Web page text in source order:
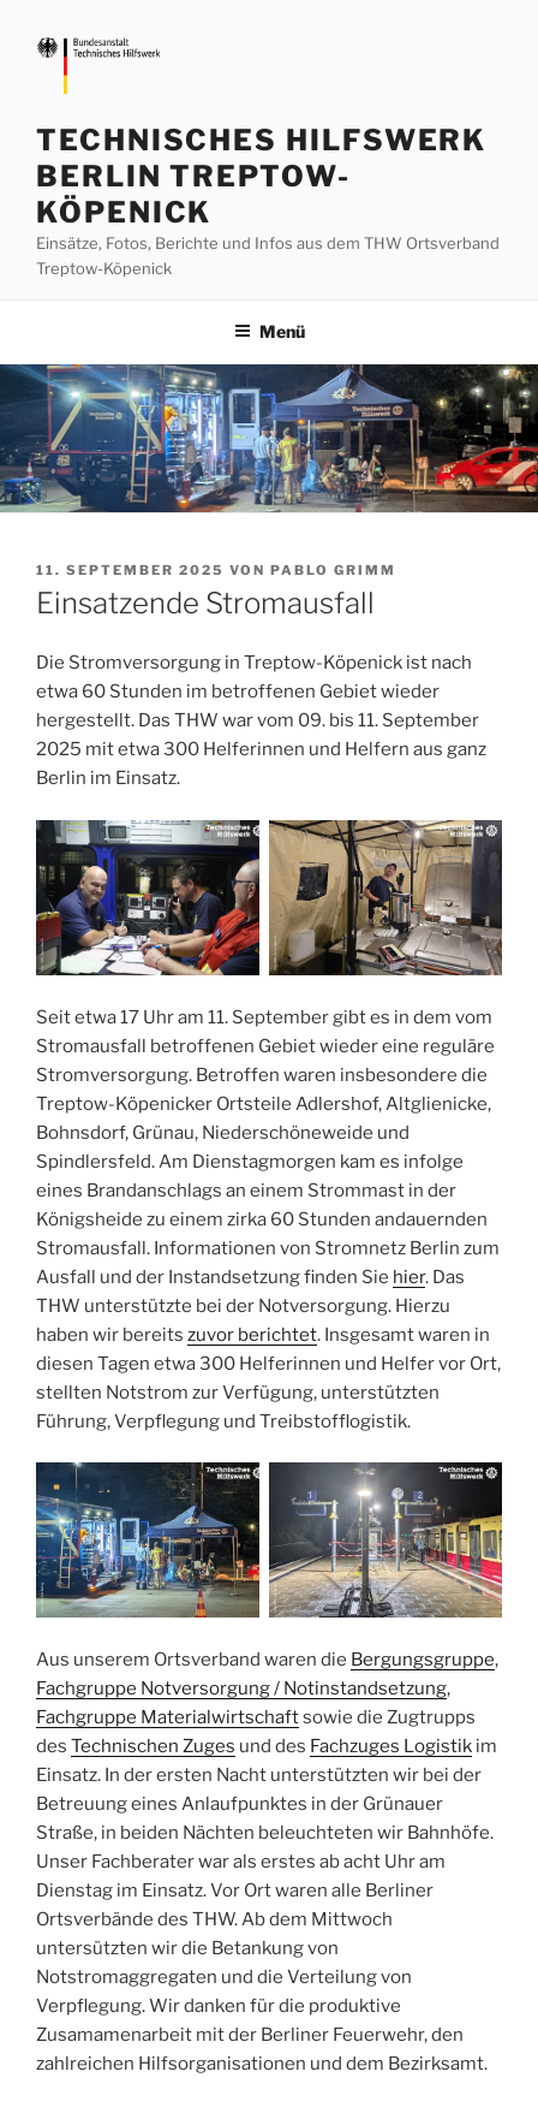
Inhalt
springen
TECHNISCHES HILFSWERK
BERLIN TREPTOW-
KÖPENICK
Einsätze, Fotos, Berichte und Infos aus dem THW Ortsverband
Treptow-Köpenick
Menü
VERÖFFENTLICHT
AM
11. SEPTEMBER 2025 VON PABLO GRIMM
Einsatzende Stromausfall
Die Stromversorgung in Treptow-Köpenick ist nach
etwa 60 Stunden im betroffenen Gebiet wieder
hergestellt. Das THW war vom 09. bis 11. September
2025 mit etwa 300 Helferinnen und Helfern aus ganz
Berlin im Einsatz.
Seit etwa 17 Uhr am 11. September gibt es in dem vom
Stromausfall betroffenen Gebiet wieder eine reguläre
Stromversorgung. Betroffen waren insbesondere die
Treptow-Köpenicker Ortsteile Adlershof, Altglienicke,
Bohnsdorf, Grünau, Niederschöneweide und
Spindlersfeld. Am Dienstagmorgen kam es infolge
eines Brandanschlags an einem Strommast in der
Königsheide zu einem zirka 60 Stunden andauernden
Stromausfall. Informationen von Stromnetz Berlin zum
Ausfall und der Instandsetzung finden Sie hier. Das
THW unterstützte bei der Notversorgung. Hierzu
haben wir bereits zuvor berichtet. Insgesamt waren in
diesen Tagen etwa 300 Helferinnen und Helfer vor Ort,
stellten Notstrom zur Verfügung, unterstützten
Führung, Verpflegung und Treibstofflogistik.
Aus unserem Ortsverband waren die Bergungsgruppe,
Fachgruppe Notversorgung / Notinstandsetzung,
Fachgruppe Materialwirtschaftsowie die Zugtrupps
des Technischen Zuges und des Fachzuges Logistik im
Einsatz. In der ersten Nacht unterstützten wir bei der
Betreuung eines Anlaufpunktes in der Grünauer
Straße, in beiden Nächten beleuchteten wir Bahnhöfe.
Unser Fachberater war als erstes ab acht Uhr am
Dienstag im Einsatz. Vor Ort waren alle Berliner
Ortsverbände des THW. Ab dem Mittwoch
untersützten wir die Betankung von
Notstromaggregaten und die Verteilung von
Verpflegung. Wir danken für die produktive
Zusamamenarbeit mit der Berliner Feuerwehr, den
zahlreichen Hilfsorganisationen und dem Bezirksamt.